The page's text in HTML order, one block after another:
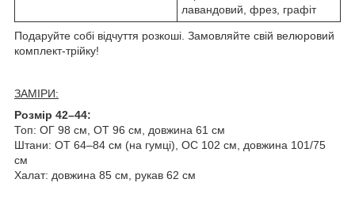
лавандовий, фрез, графіт
Подаруйте собі відчуття розкоші. Замовляйте свій велюровий
комплект-трійку!
ЗАМІРИ:
Розмір 42–44:
Топ: ОГ 98 см, ОТ 96 см, довжина 61 см
Штани: ОТ 64–84 см (на гумці), ОС 102 см, довжина 101/75
см
Халат: довжина 85 см, рукав 62 см